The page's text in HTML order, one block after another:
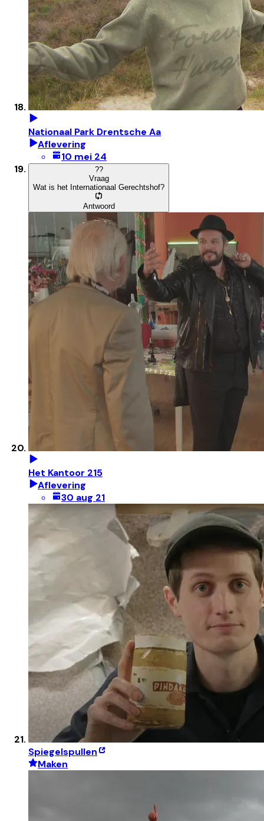
Nationaal Park Drentsche Aa
Aflevering
10 mei 24
??
Vraag
Wat is het Internationaal Gerechtshof?
Antwoord
Het Kantoor 215
Aflevering
30 aug 21
Spiegelspullen
Maken